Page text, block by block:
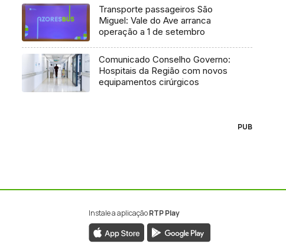
Transporte passageiros São
Miguel: Vale do Ave arranca
operação a 1 de setembro
Comunicado Conselho Governo:
Hospitais da Região com novos
equipamentos cirúrgicos
PUB
Instale a aplicaçãoRTP Play